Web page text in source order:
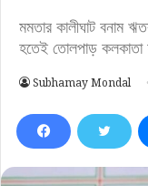
মমতার কালীঘাট বনাম
হতেই তোলপাড় কলকাতা
Subhamay Mondal